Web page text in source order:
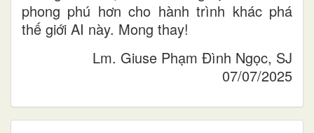
phong phú hơn cho hành trình khác phá
thế giới AI này. Mong thay!
Lm. Giuse Phạm Đình Ngọc, SJ
07/07/2025